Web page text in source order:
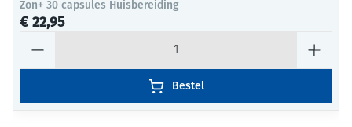
Zon+ 30 capsules Huisbereiding
€ 22,95
Bestel